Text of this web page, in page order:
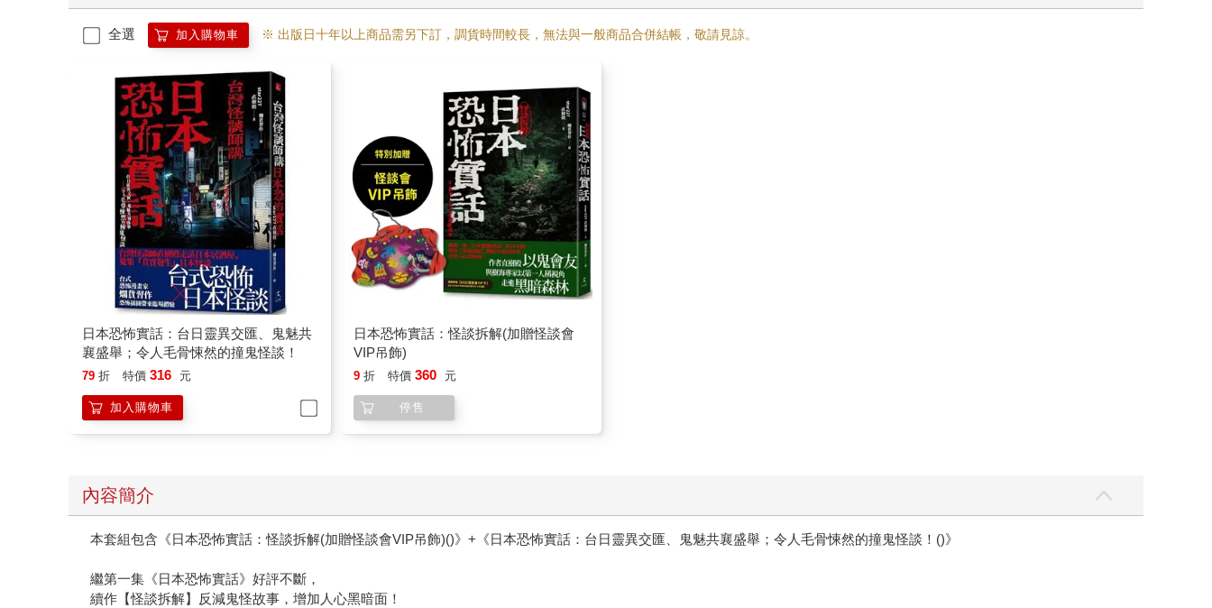
全選 加入購物車 ※ 出版日十年以上商品需另下訂，調貨時間較長，無法與一般商品合併結帳，敬請見諒。
日本恐怖實話：台日靈異交匯、鬼魅共
襄盛舉；令人毛骨悚然的撞鬼怪談！
79 折 特價 316 元
加入購物車
日本恐怖實話：怪談拆解(加贈怪談會
VIP吊飾)
9 折 特價 360 元
停售
內容簡介
本套組包含《日本恐怖實話：怪談拆解(加贈怪談會VIP吊飾)()》+《日本恐怖實話：台日靈異交匯、鬼魅共襄盛舉；令人毛骨悚然的撞鬼怪談！()》
繼第一集《日本恐怖實話》好評不斷，
續作【怪談拆解】反減鬼怪故事，增加人心黑暗面！